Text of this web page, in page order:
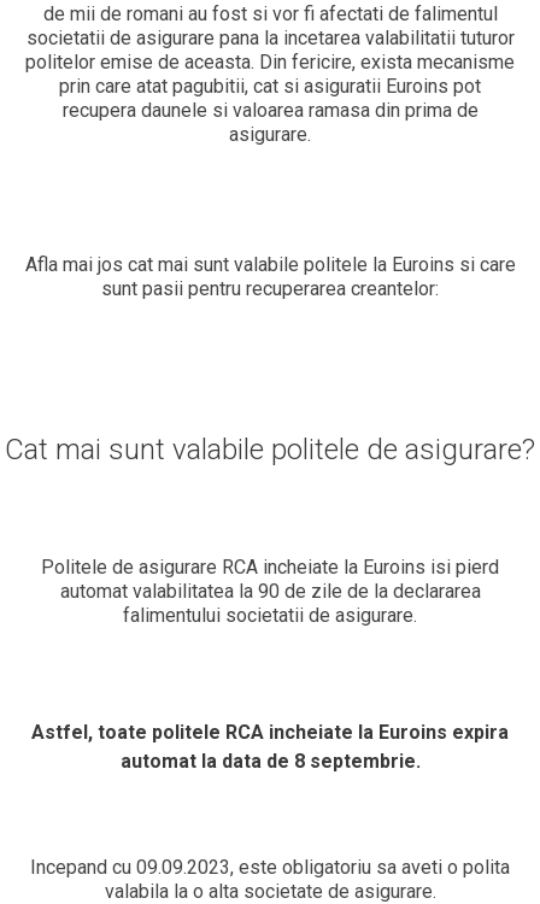
de mii de romani au fost si vor fi afectati de falimentul
societatii de asigurare pana la incetarea valabilitatii tuturor
politelor emise de aceasta. Din fericire, exista mecanisme
prin care atat pagubitii, cat si asiguratii Euroins pot
recupera daunele si valoarea ramasa din prima de
asigurare.
Afla mai jos cat mai sunt valabile politele la Euroins si care
sunt pasii pentru recuperarea creantelor:
Cat mai sunt valabile politele de asigurare?
Politele de asigurare RCA incheiate la Euroins isi pierd
automat valabilitatea la 90 de zile de la declararea
falimentului societatii de asigurare.
Astfel, toate politele RCA incheiate la Euroins expira
automat la data de 8 septembrie.
Incepand cu 09.09.2023, este obligatoriu sa aveti o polita
valabila la o alta societate de asigurare.